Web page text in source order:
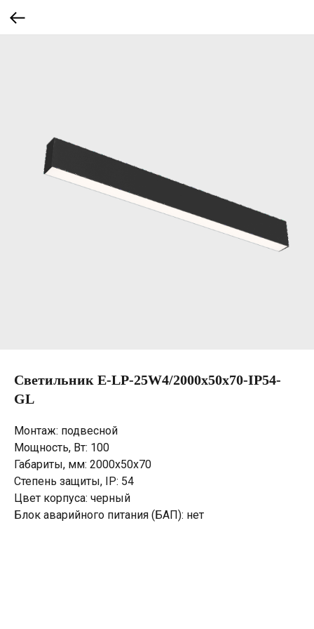
Светильник E-LP-25W4/2000х50х70-IP54-
GL
Монтаж: подвесной
Мощность, Вт: 100
Габариты, мм: 2000х50х70
Степень защиты, IP: 54
Цвет корпуса: черный
Блок аварийного питания (БАП): нет